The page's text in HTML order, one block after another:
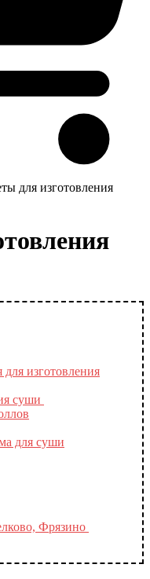
для изготовления
изготовления
суши
для суши
Фрязино